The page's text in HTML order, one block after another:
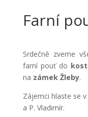
Farní
Srdečně zveme
farní pouť do
na zámek Žleby.
Zájemci hlaste se
a P. Vladimír.